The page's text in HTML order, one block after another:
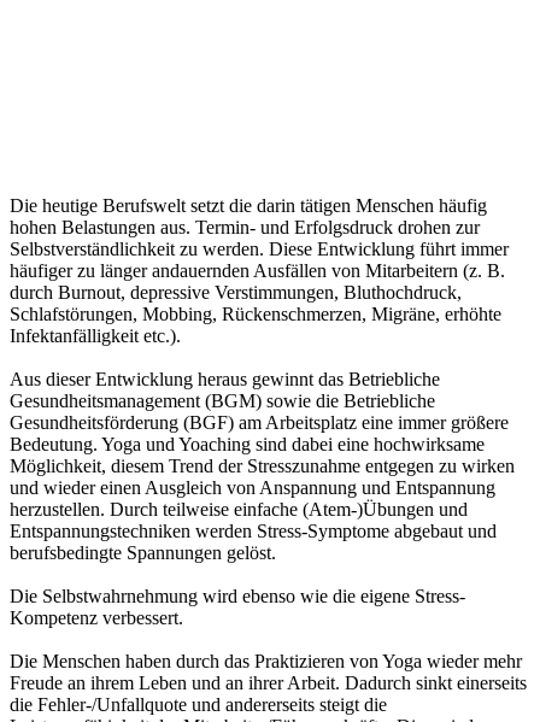
Die heutige Berufswelt setzt die darin tätigen Menschen häufig
hohen Belastungen aus. Termin- und Erfolgsdruck drohen zur
Selbstverständlichkeit zu werden. Diese Entwicklung führt immer
häufiger zu länger andauernden Ausfällen von Mitarbeitern (z. B.
durch Burnout, depressive Verstimmungen, Bluthochdruck,
Schlafstörungen, Mobbing, Rückenschmerzen, Migräne, erhöhte
Infektanfälligkeit etc.).
Aus dieser Entwicklung heraus gewinnt das Betriebliche
Gesundheitsmanagement (BGM) sowie die Betriebliche
Gesundheitsförderung (BGF) am Arbeitsplatz eine immer größere
Bedeutung. Yoga und Yoaching sind dabei eine hochwirksame
Möglichkeit, diesem Trend der Stresszunahme entgegen zu wirken
und wieder einen Ausgleich von Anspannung und Entspannung
herzustellen. Durch teilweise einfache (Atem-)Übungen und
Entspannungstechniken werden Stress-Symptome abgebaut und
berufsbedingte Spannungen gelöst.
Die Selbstwahrnehmung wird ebenso wie die eigene Stress-
Kompetenz verbessert.
Die Menschen haben durch das Praktizieren von Yoga wieder mehr
Freude an ihrem Leben und an ihrer Arbeit. Dadurch sinkt einerseits
die Fehler-/Unfallquote und andererseits steigt die